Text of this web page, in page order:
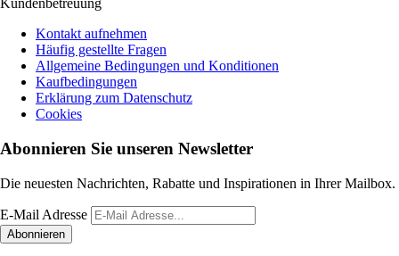
Kundenbetreuung
Kontakt aufnehmen
Häufig gestellte Fragen
Allgemeine Bedingungen und Konditionen
Kaufbedingungen
Erklärung zum Datenschutz
Cookies
Abonnieren Sie unseren Newsletter
Die neuesten Nachrichten, Rabatte und Inspirationen in Ihrer Mailbox.
E-Mail Adresse
Abonnieren